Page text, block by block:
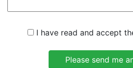
I have read and accept